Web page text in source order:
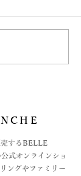
ます
売するBELLE
式オンラインショ
ングやファミリー